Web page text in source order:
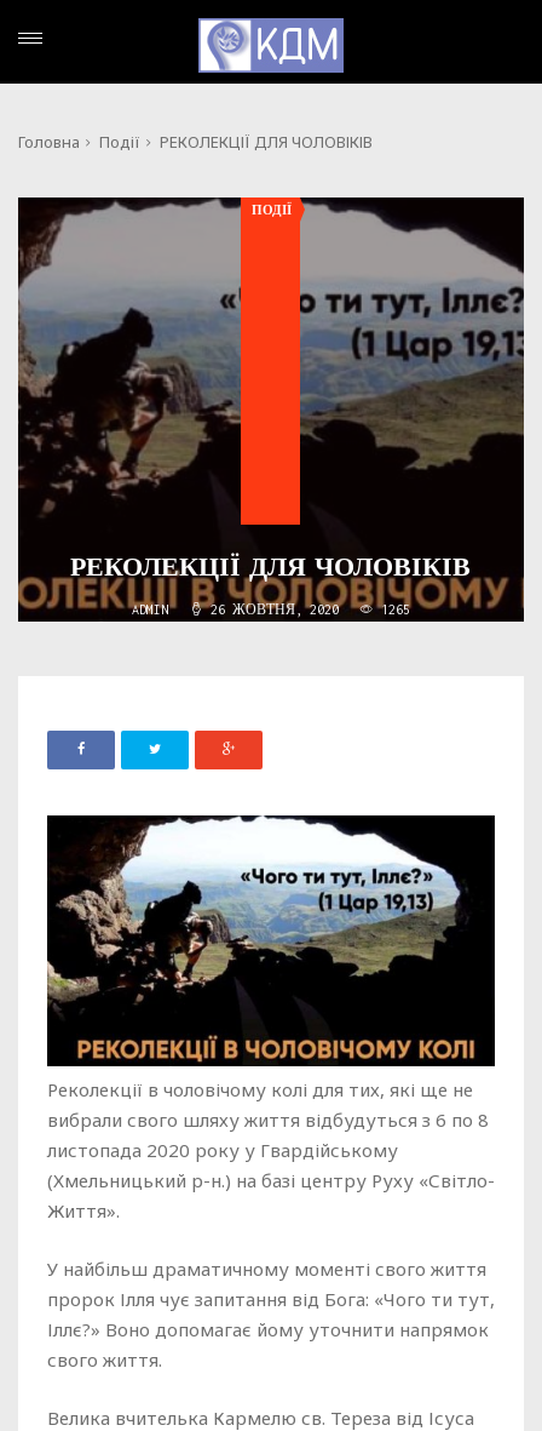
Головна Події РЕКОЛЕКЦІЇ ДЛЯ ЧОЛОВІКІВ
ПОДІЇ
РЕКОЛЕКЦІЇ ДЛЯ ЧОЛОВІКІВ
ADMIN 26 ЖОВТНЯ, 2020 1265
Реколекції в чоловічому колі для тих, які ще не
вибрали свого шляху життя відбудуться з 6 по 8
листопада 2020 року у Гвардійському
(Хмельницький р-н.) на базі центру Руху «Світло-
Життя».
У найбільш драматичному моменті свого життя
пророк Ілля чує запитання від Бога: «Чого ти тут,
Іллє?» Воно допомагає йому уточнити напрямок
свого життя.
Велика вчителька Кармелю св. Тереза від Ісуса